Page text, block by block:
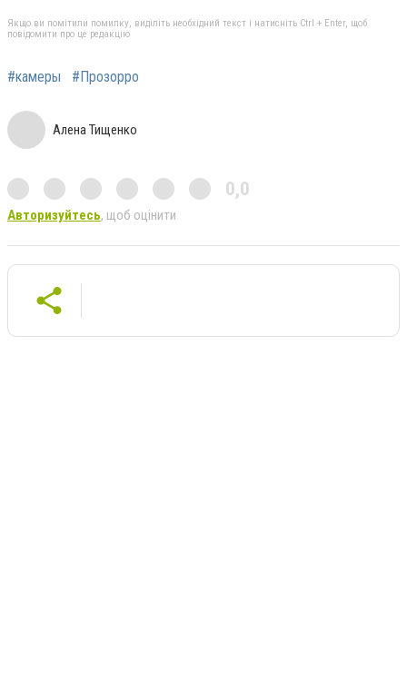
Якщо ви помітили помилку, виділіть необхідний текст і натисніть Ctrl + Enter, щоб
повідомити про це редакцію
#камеры #Прозорро
Алена Тищенко
0,0
Авторизуйтесь, щоб оцінити